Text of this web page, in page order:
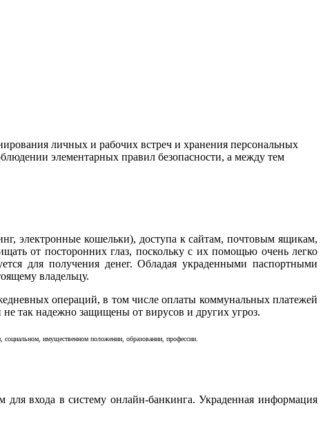
личных и рабочих встреч и хранения персональных
элементарных правил безопасности, а между тем
электронные кошельки), доступа к сайтам, почтовым ящикам,
от посторонних глаз, поскольку с их помощью очень легко
для получения денег. Обладая украденными паспортными
владельцу.
операций, в том числе оплаты коммунальных платежей
так надежно защищены от вирусов и других угроз.
имущественном положении, образовании, профессии.
входа в систему онлайн-банкинга. Украденная информация